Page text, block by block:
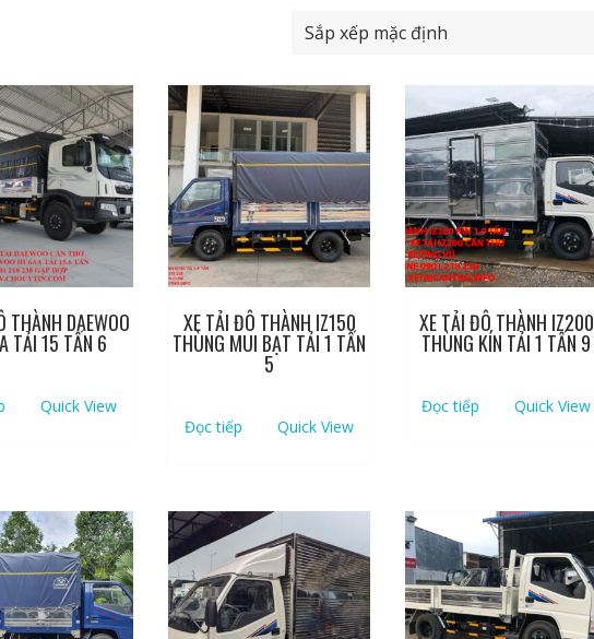
THÀNH DAEWOO
TẢI 15 TẤN 6
Quick View
XE TẢI ĐÔ THÀNH IZ150
THÙNG MUI BẠT TẢI 1 TẤN
5
Đọc tiếp Quick View
XE TẢI ĐÔ THÀNH IZ200
THÙNG KÍN TẢI 1 TẤN 9
Đọc tiếp Quick View